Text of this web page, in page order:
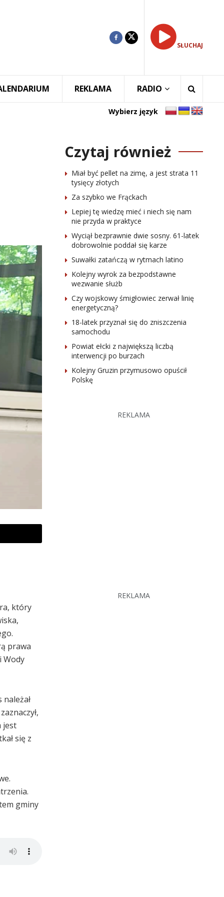
SŁUCHAJ
REKLAMA RADIO
Wybierz język
który
prawa
Wody
jest
się z
gminy
Czytaj również
Miał być pellet na zimę, a jest strata 11
tysięcy złotych
Za szybko we Frąckach
Lepiej tę wiedzę mieć i niech się nam
nie przyda w praktyce
Wyciął bezprawnie dwie sosny. 61-latek
dobrowolnie poddał się karze
Suwałki zatańczą w rytmach latino
Kolejny wyrok za bezpodstawne
wezwanie służb
Czy wojskowy śmigłowiec zerwał linię
energetyczną?
18-latek przyznał się do zniszczenia
samochodu
Powiat ełcki z największą liczbą
interwencji po burzach
Kolejny Gruzin przymusowo opuścił
Polskę
REKLAMA
REKLAMA